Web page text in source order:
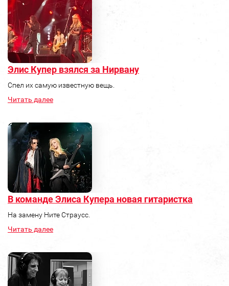
Элис Купер взялся за Нирвану
Спел их самую известную вещь.
Читать далее
В команде Элиса Купера новая гитаристка
На замену Ните Страусс.
Читать далее